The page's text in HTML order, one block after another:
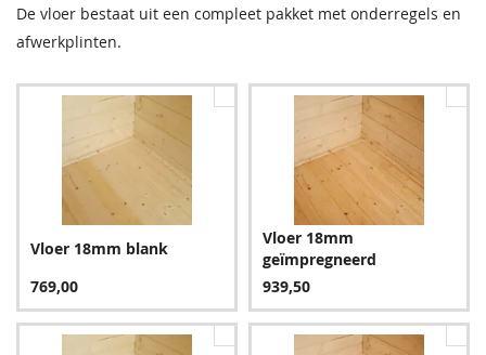
De vloer bestaat uit een compleet pakket met onderregels en
afwerkplinten.
Vloer 18mm blank
769,00
Vloer 18mm
geïmpregneerd
939,50